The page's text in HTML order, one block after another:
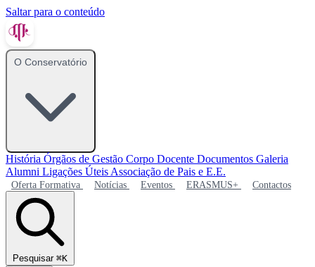
Saltar para o conteúdo
O Conservatório
História Órgãos de Gestão Corpo Docente Documentos Galeria
Alumni Ligações Úteis Associação de Pais e E.E.
Oferta Formativa Notícias Eventos ERASMUS+ Contactos
Pesquisar ⌘K